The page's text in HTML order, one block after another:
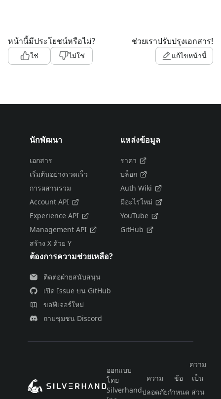
หน้านี้มีประโยชน์หรือไม่?
ใช่ ไม่ใช่
ช่วยเราปรับปรุงเอกสาร!
แก้ไขหน้านี้
นักพัฒนา
เอกสาร
เริ่มต้นอย่างรวดเร็ว
การผสานรวม
Account API
Experience API
Management API
สร้าง X ด้วย Y
แหล่งข้อมูล
ราคา
บล็อก
Auth Wiki
มีอะไรใหม่
YouTube
GitHub
ต้องการความช่วยเหลือ?
ติดต่อฝ่ายสนับสนุน
เปิด Issue บน GitHub
ขอฟีเจอร์ใหม่
ถามชุมชน Discord
ออกแบบ
โดย
Silverhand
ความ
ปลอดภัย
ข้อ
กำหนด
ความ
เป็น
ส่วน